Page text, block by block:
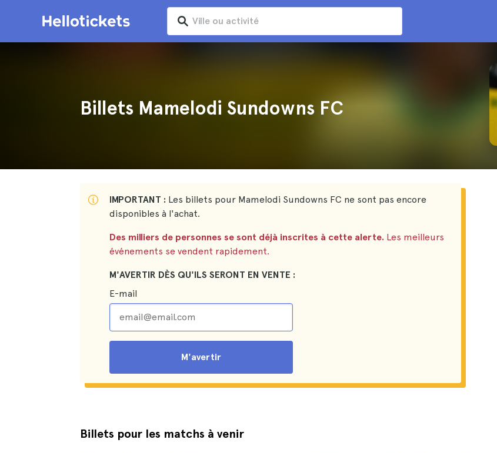
Billets Mamelodi Sundowns FC
IMPORTANT : Les billets pour Mamelodi Sundowns FC ne sont pas encore
disponibles à l'achat.
Des milliers de personnes se sont déjà inscrites à cette alerte. Les meilleurs
événements se vendent rapidement.
M'AVERTIR DÈS QU'ILS SERONT EN VENTE :
E-mail
M'avertir
Billets pour les matchs à venir